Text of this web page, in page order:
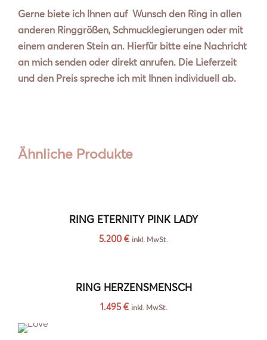
Gerne biete ich Ihnen auf Wunsch den Ring in allen
anderen Ringgrößen, Schmucklegierungen oder mit
einem anderen Stein an. Hierfür bitte eine Nachricht
an mich senden oder direkt anrufen. Die Lieferzeit
und den Preis spreche ich mit Ihnen individuell ab.
Ähnliche Produkte
RING ETERNITY PINK LADY
5.200€ inkl. MwSt.
RING HERZENSMENSCH
1.495€ inkl. MwSt.